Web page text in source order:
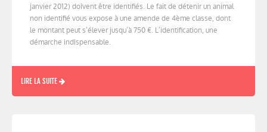
janvier 2012) doivent être identifiés. Le fait de détenir un animal
non identifié vous expose à une amende de 4ème classe, dont
le montant peut s’élever jusqu’à 750 €. L’identification, une
démarche indispensable.
LIRE LA SUITE